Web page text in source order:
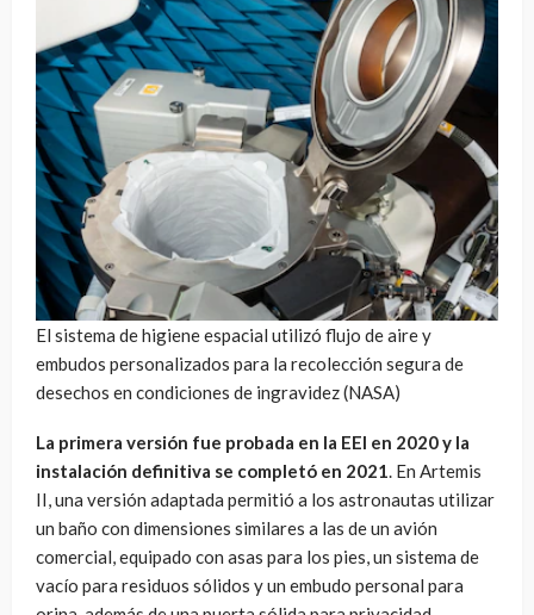
El sistema de higiene espacial utilizó flujo de aire y
embudos personalizados para la recolección segura de
desechos en condiciones de ingravidez (NASA)
La primera versión fue probada en la EEI en 2020 y la
instalación definitiva se completó en 2021. En Artemis
II, una versión adaptada permitió a los astronautas utilizar
un baño con dimensiones similares a las de un avión
comercial, equipado con asas para los pies, un sistema de
vacío para residuos sólidos y un embudo personal para